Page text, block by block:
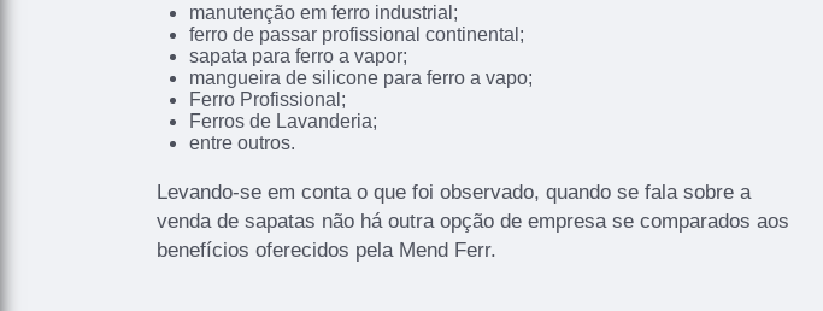
manutenção em ferro industrial;
ferro de passar profissional continental;
sapata para ferro a vapor;
mangueira de silicone para ferro a vapo;
Ferro Profissional;
Ferros de Lavanderia;
entre outros.
Levando-se em conta o que foi observado, quando se fala sobre a
venda de sapatas não há outra opção de empresa se comparados aos
benefícios oferecidos pela Mend Ferr.